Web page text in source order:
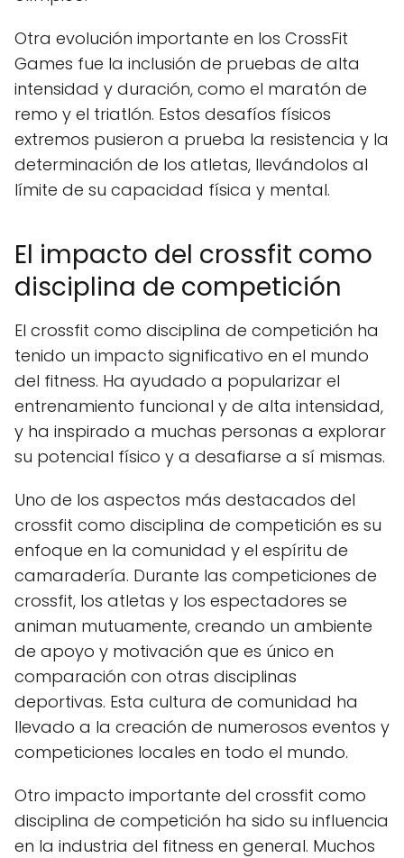
Otra evolución importante en los CrossFit
Games fue la inclusión de pruebas de alta
intensidad y duración, como el maratón de
remo y el triatlón. Estos desafíos físicos
extremos pusieron a prueba la resistencia y la
determinación de los atletas, llevándolos al
límite de su capacidad física y mental.
El impacto del crossfit como
disciplina de competición
El crossfit como disciplina de competición ha
tenido un impacto significativo en el mundo
del fitness. Ha ayudado a popularizar el
entrenamiento funcional y de alta intensidad,
y ha inspirado a muchas personas a explorar
su potencial físico y a desafiarse a sí mismas.
Uno de los aspectos más destacados del
crossfit como disciplina de competición es su
enfoque en la comunidad y el espíritu de
camaradería. Durante las competiciones de
crossfit, los atletas y los espectadores se
animan mutuamente, creando un ambiente
de apoyo y motivación que es único en
comparación con otras disciplinas
deportivas. Esta cultura de comunidad ha
llevado a la creación de numerosos eventos y
competiciones locales en todo el mundo.
Otro impacto importante del crossfit como
disciplina de competición ha sido su influencia
en la industria del fitness en general. Muchos